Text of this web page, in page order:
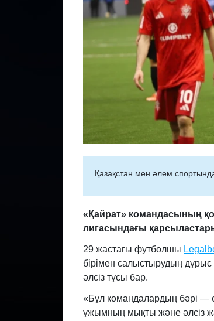
Қазақстан мен әлем
«Қайрат» командасының
лигасындағы
29 жастағы футболшы
бірімен салыстырудың
әлсіз тұсы бар.
«Бұл командалардың бәрі —
ұжымның мықты және әлсіз